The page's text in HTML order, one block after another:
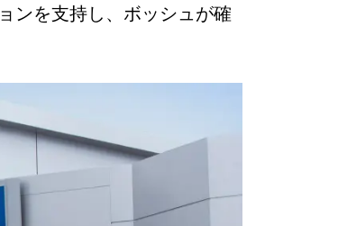
ンを支持し、ボッシュが確